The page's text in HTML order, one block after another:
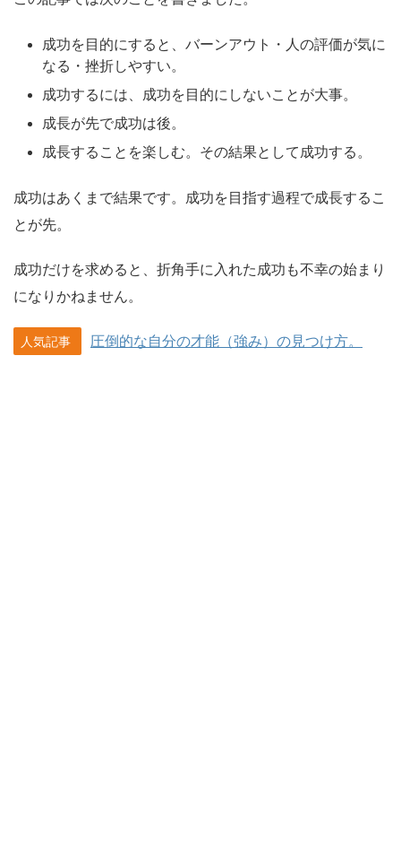
成功を目的にすると、バーンアウト・人の評価が気に
なる・挫折しやすい。
成功するには、成功を目的にしないことが大事。
成長が先で成功は後。
成長することを楽しむ。その結果として成功する。
成功はあくまで結果です。成功を目指す過程で成長するこ
とが先。
成功だけを求めると、折角手に入れた成功も不幸の始まり
になりかねません。
人気記事 圧倒的な自分の才能（強み）の見つけ方。